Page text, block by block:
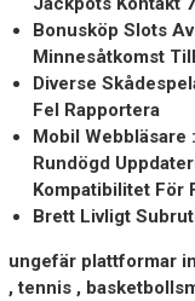
Bonusköp Slots
Minnesåtkomst
Diverse
Fel Rapportera
Mobil Webbläsare
Rundögd
Kompatibilitet För
Brett Livligt
ungefär plattformar
, tennis ,